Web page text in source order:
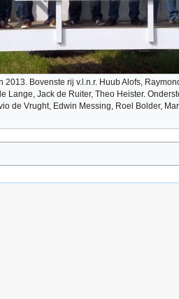
2013. Bovenste rij v.l.n.r. Huub Alofs,
Lange, Jack de Ruiter, Theo Heister.
de Vrught, Edwin Messing, Roel Bolder,